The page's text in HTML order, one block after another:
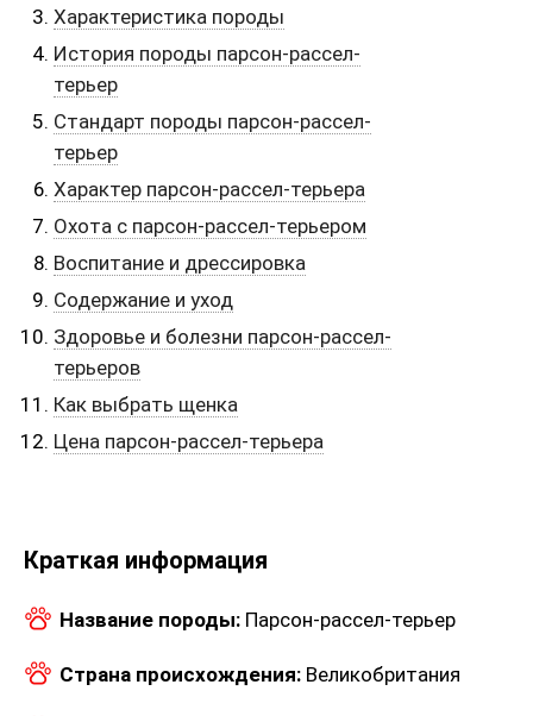
Характеристика породы
История породы парсон-рассел-
терьер
Стандарт породы парсон-рассел-
терьер
Характер парсон-рассел-терьера
Охота с парсон-рассел-терьером
Воспитание и дрессировка
Содержание и уход
Здоровье и болезни парсон-рассел-
терьеров
Как выбрать щенка
Цена парсон-рассел-терьера
Краткая информация
Название породы: Парсон-рассел-терьер
Страна происхождения: Великобритания